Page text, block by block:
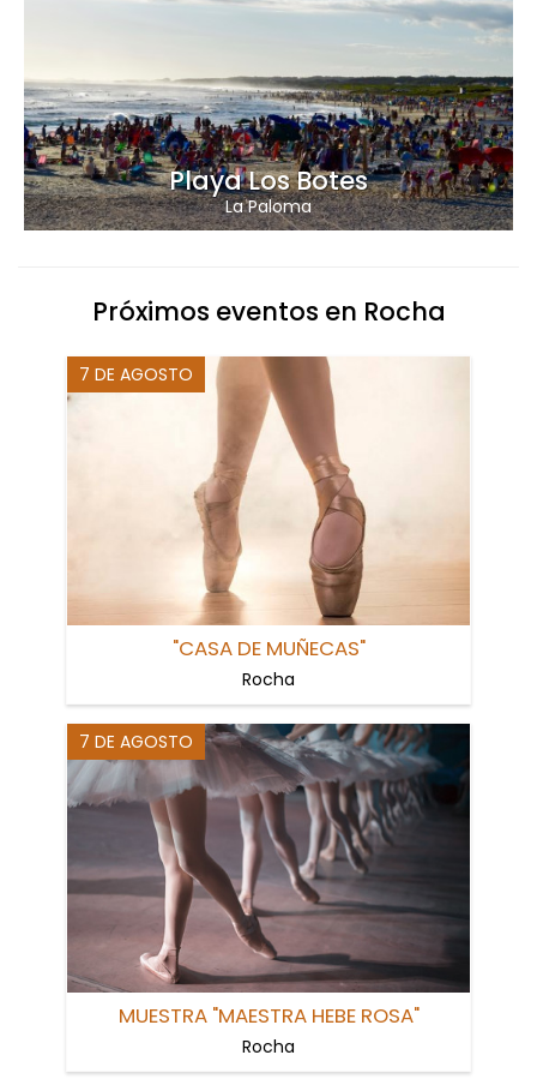
Playa Los Botes
La Paloma
Próximos eventos en Rocha
7 DE AGOSTO
"CASA DE MUÑECAS"
Rocha
7 DE AGOSTO
MUESTRA "MAESTRA HEBE ROSA"
Rocha